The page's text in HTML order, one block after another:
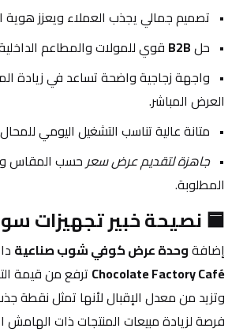
تصميم جمالي يجذب العملاء ويعزز هوية
حل B2B قوي للمولات والمطاعم
العرض المباشر.
متانة عالية تناسب التشغيل اليومي للمحال
جاهزة لتقديم عرض سعر
المطلوبة.
🟦 نصيحة خبير تجهيزات
إضافة وحدة عرض كوفي شوب صناعية
Chocolate Factory Café